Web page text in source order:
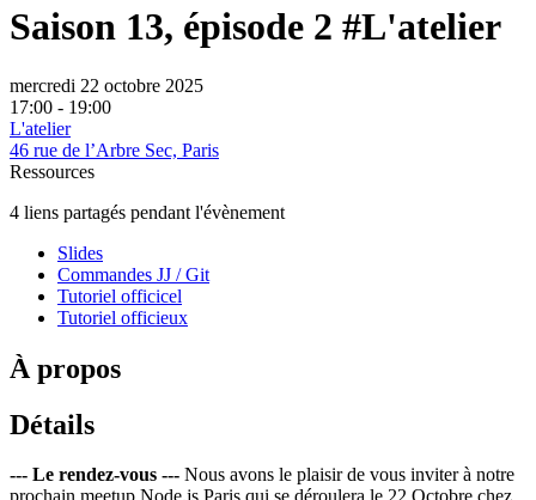
Saison 13, épisode 2 #L'atelier
mercredi 22 octobre 2025
17:00 - 19:00
L'atelier
46 rue de l’Arbre Sec, Paris
Ressources
4 liens partagés pendant l'évènement
Slides
Commandes JJ / Git
Tutoriel officicel
Tutoriel officieux
À propos
Détails
--- Le rendez-vous --- Nous avons le plaisir de vous inviter à notre